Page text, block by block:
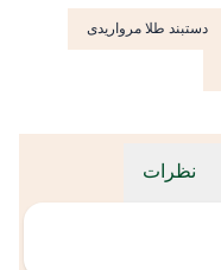
دستبند طلا مرواریدی
نظرات